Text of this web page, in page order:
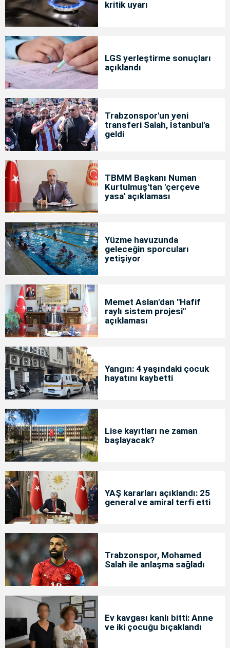
kritik uyarı
LGS yerleştirme sonuçları
açıklandı
Trabzonspor'un yeni
transferi Salah, İstanbul'a
geldi
TBMM Başkanı Numan
Kurtulmuş'tan 'çerçeve
yasa' açıklaması
Yüzme havuzunda
geleceğin sporcuları
yetişiyor
Memet Aslan'dan "Hafif
raylı sistem projesi"
açıklaması
Yangın: 4 yaşındaki çocuk
hayatını kaybetti
Lise kayıtları ne zaman
başlayacak?
YAŞ kararları açıklandı: 25
general ve amiral terfi etti
Trabzonspor, Mohamed
Salah ile anlaşma sağladı
Ev kavgası kanlı bitti: Anne
ve iki çocuğu bıçaklandı